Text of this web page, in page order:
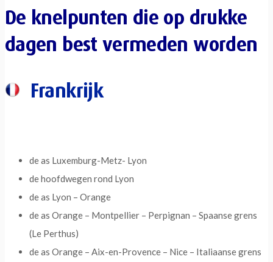
De knelpunten die op drukke
dagen best vermeden worden
Frankrijk
de as Luxemburg-Metz- Lyon
de hoofdwegen rond Lyon
de as Lyon – Orange
de as Orange – Montpellier – Perpignan – Spaanse grens
(Le Perthus)
de as Orange – Aix-en-Provence – Nice – Italiaanse grens